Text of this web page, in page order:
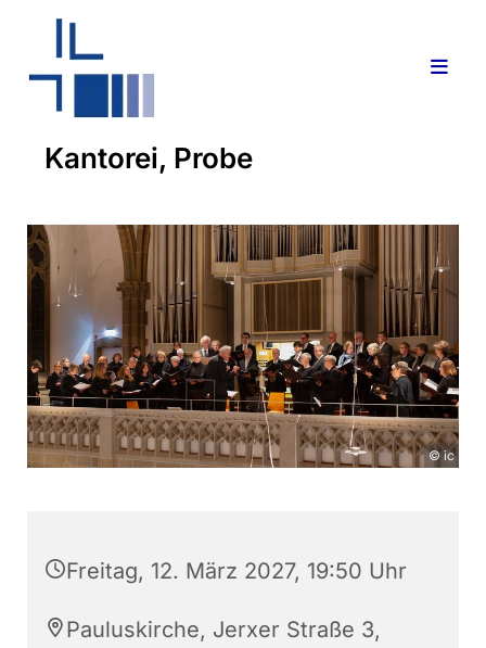
Kantorei, Probe
© ic
Freitag, 12. März 2027, 19:50 Uhr
Pauluskirche, Jerxer Straße 3,